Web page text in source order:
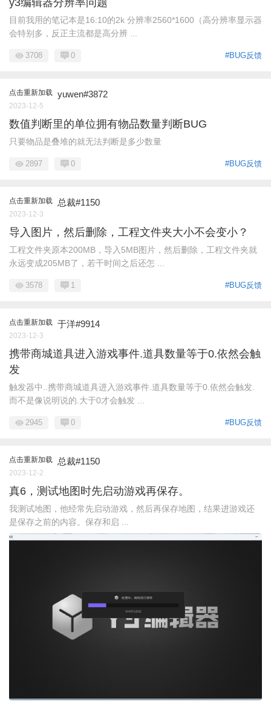
目前我用的笔记本是16:10的2k 分辨率2560*1600（高分辨率显示器
会特别多，反正主流都是高分辨 ...
#BUG反馈
3708 0
点击重新加载 yuwen#3872
2023-12-5
数值判断里的单位拥有物品数量判断BUG
只要物品是叠堆的就无法判断是多少数量
#BUG反馈
2897 0
点击重新加载 总裁#1150
2023-12-3
导入图片，然后删除，工程文件夹大小不会变小？
工程文件夹原本200MB，导入5MB图片，然后删除，工程文件夹就
永远变成205MB了，若干时间之后还怎 ...
#BUG反馈
3578 1
点击重新加载 于洋#9914
2023-12-3
携带商城道具进入游戏事件.道具数量等于0.依然会触
发
触发器中..携带商城道具进入游戏事件.道具数量等于0.依然会触发.
而不是像说明说的.大于0才会触发 ...
#BUG反馈
2945 0
点击重新加载 总裁#1150
2023-12-2
真6，测试地图时先启动游戏再保存。
我测试地图，他经常先启动游戏，然后再保存地图，结果进游戏还
是保存之前的内容。保存和启 ...